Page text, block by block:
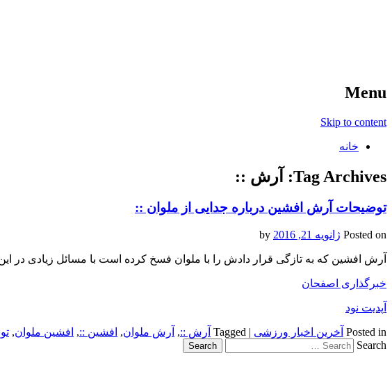
Menu
Skip to content
خانه
Tag Archives: آرش ::
توضیحات آرش افشین درباره جدایی از ملوان ::
Posted on ژانویه 21, 2016
آرش افشین که به تازگی قرار دادش را با ملوان فسخ کرده است با مسائل زیادی در
خبرگذاری اصفحان
آپدیت نود
Posted in آخرین اخبار ورزشی |
Tagged آرش ::, آرش ملوان, افشین ::, افشین ملوان,
Search